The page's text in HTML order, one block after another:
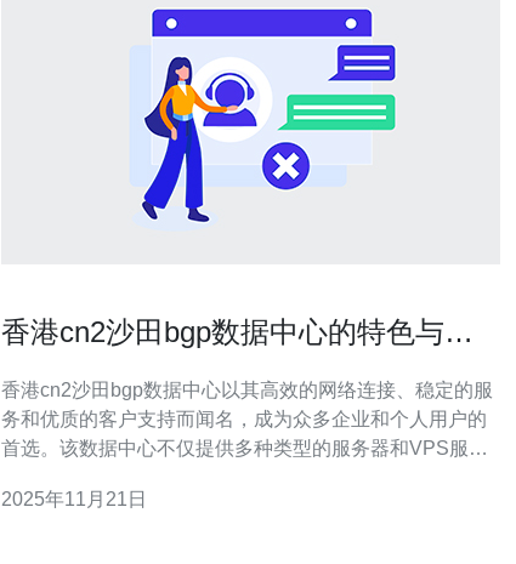
香港cn2沙田bgp数据中心的特色与服
香港cn2沙田bgp数据中心以其高效的网络连接、稳定的服
务和优质的客户支持而闻名，成为众多企业和个人用户的
首选。该数据中心不仅提供多种类型的服务器和VPS服
的信赖。尤其推荐德讯电讯，其在业内的良好声誉和丰富
2025年11月21日